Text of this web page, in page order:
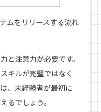
ムをリリースする流れ
と注意力が必要です。
キルが完璧ではなく
、未経験者が最初に
るでしょう。